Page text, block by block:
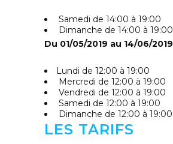
Samedi de 14:00 à 19:00
Dimanche de 14:00 à 19:00
Du 01/05/2019 au 14/06/2019
Lundi de 12:00 à 19:00
Mercredi de 12:00 à 19:00
Vendredi de 12:00 à 19:00
Samedi de 12:00 à 19:00
Dimanche de 12:00 à 19:00
LES TARIFS